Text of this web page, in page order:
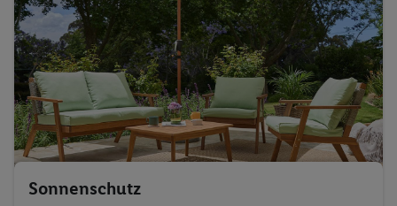
Sonnenschutz